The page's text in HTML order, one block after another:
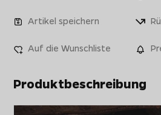
Artikel speichern
Auf die Wunschliste
Produktbeschreibung